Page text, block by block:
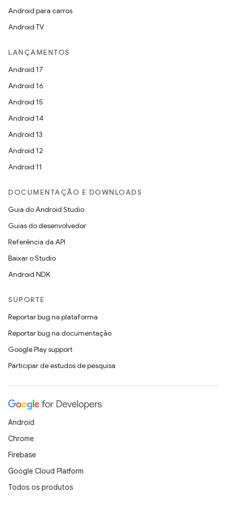
Android para carros
Android TV
LANÇAMENTOS
Android 17
Android 16
Android 15
Android 14
Android 13
Android 12
Android 11
DOCUMENTAÇÃO E DOWNLOADS
Guia do Android Studio
Guias do desenvolvedor
Referência da API
Baixar o Studio
Android NDK
SUPORTE
Reportar bug na plataforma
Reportar bug na documentação
Google Play support
Participar de estudos de pesquisa
Android
Chrome
Firebase
Google Cloud Platform
Todos os produtos